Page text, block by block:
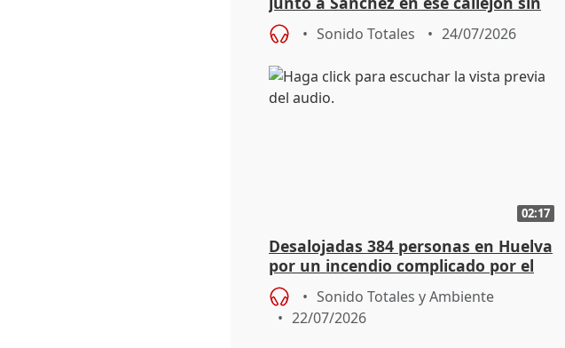
salida
Sonido Totales 24/07/2026
02:17
Desalojadas 384 personas en Huelva
por un incendio complicado por el
viento
Sonido Totales y Ambiente
22/07/2026